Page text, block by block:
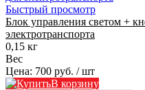
Быстрый просмотр
Блок управления светом +
электротранспорта
0,15 кг
Вес
Цена: 700 руб. / шт
В корзину